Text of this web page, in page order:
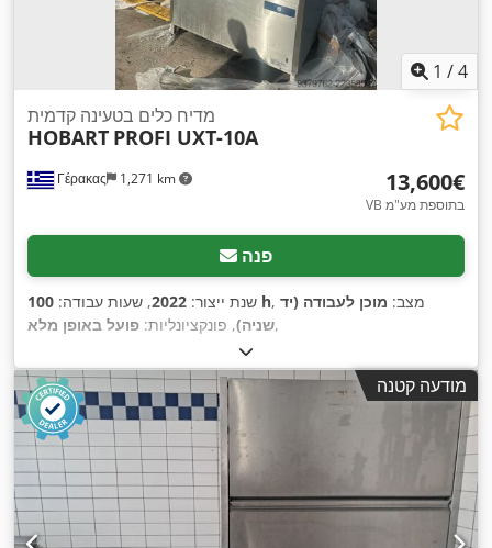
1 /4
Γέρακας 1,271 km
מדיח כלים בטעינה קדמית
HOBART PROFI UXT-10A
‏13,600 ‏€
VB בתוספת מע"מ
פנה
שנת ייצור: 2022, שעות עבודה: 100 h , מצב: מוכן לעבודה (יד
שניה), פונקציונליות: פועל באופן מלא ,
מודעה קטנה